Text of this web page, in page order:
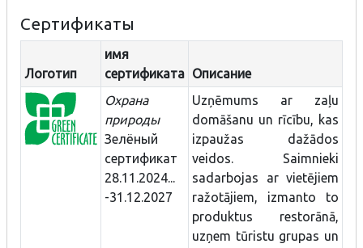
Сертификаты
Логотип
имя
сертификата Описание
Охрана
природы
Зелёный
сертификат
28.11.2024...
-31.12.2027
Uzņēmums ar zaļu
domāšanu un rīcību, kas
izpaužas dažādos
veidos. Saimnieki
sadarbojas ar vietējiem
ražotājiem, izmanto to
produktus restorānā,
uzņem tūristu grupas un